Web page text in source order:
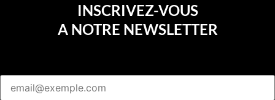
INSCRIVEZ-VOUS
A NOTRE NEWSLETTER